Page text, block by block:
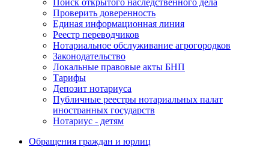
Поиск открытого наследственного дела
Проверить доверенность
Единая информационная линия
Реестр переводчиков
Нотариальное обслуживание агрогородков
Законодательство
Локальные правовые акты БНП
Тарифы
Депозит нотариуса
Публичные реестры нотариальных палат
иностранных государств
Нотариус - детям
Обращения граждан и юрлиц